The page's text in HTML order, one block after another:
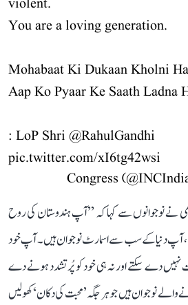
violent.
You are a loving generation.
Mohabaat Ki Dukaan Kholni
Aap Ko Pyaar Ke Saath Ladna
: LoP Shri @RahulGandhi
pic.twitter.com/xI6tg42wsi
نے نوجوانوں سے کہا کہ ’’آپ ہندوستان کی روح
آپ دنیا کے سب سے اسمارٹ نوجوان ہیں۔ آپ خود
دے سکتے اور نہ ہی خود کو پُرتشدد ہونے دے
والے نوجوان ہیں جو ہر جگہ ’محبت کی دکان‘ کھولیں